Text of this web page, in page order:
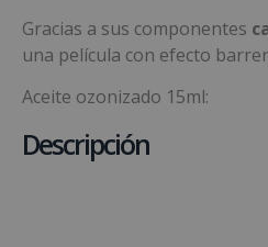
Gracias a sus componentes
una película con efecto
Aceite ozonizado 15ml:
Descripción